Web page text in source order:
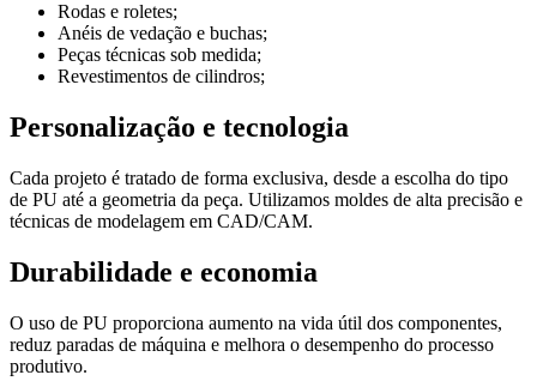
Rodas e roletes;
Anéis de vedação e buchas;
Peças técnicas sob medida;
Revestimentos de cilindros;
Personalização e tecnologia
Cada projeto é tratado de forma exclusiva, desde a escolha do tipo
de PU até a geometria da peça. Utilizamos moldes de alta precisão e
técnicas de modelagem em CAD/CAM.
Durabilidade e economia
O uso de PU proporciona aumento na vida útil dos componentes,
reduz paradas de máquina e melhora o desempenho do processo
produtivo.